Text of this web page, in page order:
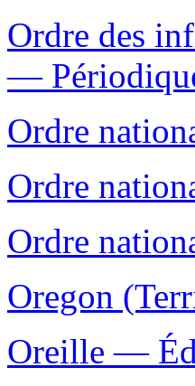
Ordre des
—
Ordre
Ordre
Ordre
Oregon
Oreille —